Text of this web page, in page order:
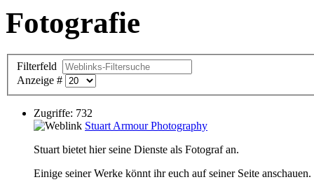
Fotografie
Filterfeld
Anzeige #
Zugriffe: 732
Stuart Armour Photography
Stuart bietet hier seine Dienste als Fotograf an.
Einige seiner Werke könnt ihr euch auf seiner Seite anschauen.